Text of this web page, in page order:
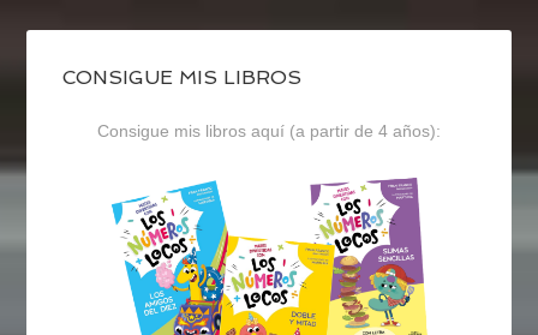
CONSIGUE MIS LIBROS
Consigue mis libros aquí (a partir de 4 años):